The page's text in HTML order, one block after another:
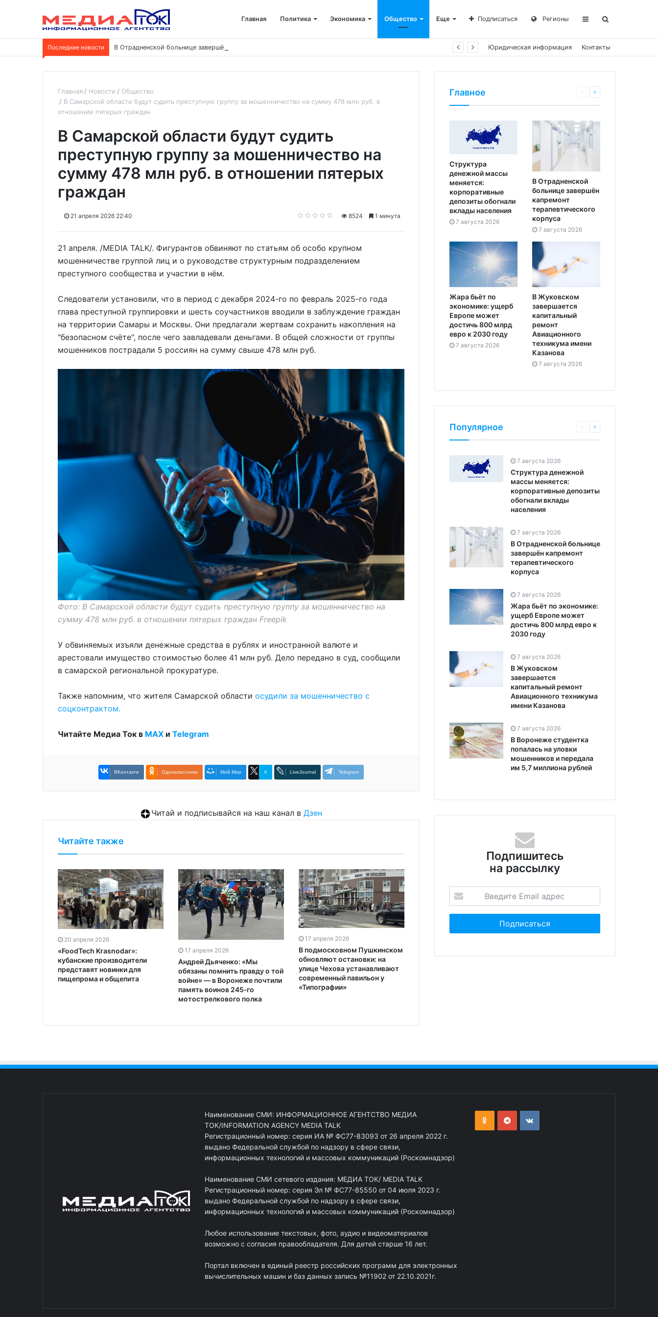
Главная Политика Экономика Общество Еще Подписаться Регионы
Последние новости В Отрадненской больнице завершён капремонт терапевтического корпуса Юридическая информация Контакты
Главная Новости
Общество
В Самарской области будут судить преступную группу за мошенничество на сумму 478 млн руб. в
отношении пятерых граждан
В Самарской области будут судить
преступную группу за мошенничество на
сумму 478 млн руб. в отношении пятерых
граждан
21 апреля 2026 22:40 8524 1 минута
21 апреля. /MEDIA TALK/. Фигурантов обвиняют по статьям об особо крупном
мошенничестве группой лиц и о руководстве структурным подразделением
преступного сообщества и участии в нём.
Следователи установили, что в период с декабря 2024-го по февраль 2025-го года
глава преступной группировки и шесть соучастников вводили в заблуждение граждан
на территории Самары и Москвы. Они предлагали жертвам сохранить накопления на
"безопасном счёте", после чего завладевали деньгами. В общей сложности от группы
мошенников пострадали 5 россиян на сумму свыше 478 млн руб.
Фото: В Самарской области будут судить преступную группу за мошенничество на
сумму 478 млн руб. в отношении пятерых граждан Freepik
У обвиняемых изъяли денежные средства в рублях и иностранной валюте и
арестовали имущество стоимостью более 41 млн руб. Дело передано в суд, сообщили
в самарской региональной прокуратуре.
Также напомним, что жителя Самарской области осудили за мошенничество с
соцконтрактом.
Читайте Медиа Ток в МАХ и Telegram
ВКонтакте Одноклассники Мой Мир X LiveJournal Telegram
Читай и подписывайся на наш канал в Дзен
Читайте также
20 апреля 2026
«FoodTech Krasnodar»:
кубанские производители
представят новинки для
пищепрома и общепита
17 апреля 2026
Андрей Дьяченко: «Мы
обязаны помнить правду о той
войне» — в Воронеже почтили
память воинов 245‑го
мотострелкового полка
17 апреля 2026
В подмосковном Пушкинском
обновляют остановки: на
улице Чехова устанавливают
современный павильон у
«Типографии»
Главное
Структура
денежной массы
меняется:
корпоративные
депозиты обогнали
вклады населения
7 августа 2026
В Отрадненской
больнице завершён
капремонт
терапевтического
корпуса
7 августа 2026
Жара бьёт по
экономике: ущерб
Европе может
достичь 800 млрд
евро к 2030 году
7 августа 2026
В Жуковском
завершается
капитальный
ремонт
Авиационного
техникума имени
Казанова
7 августа 2026
Популярное
7 августа 2026
Структура денежной
массы меняется:
корпоративные депозиты
обогнали вклады
населения
7 августа 2026
В Отрадненской больнице
завершён капремонт
терапевтического
корпуса
7 августа 2026
Жара бьёт по экономике:
ущерб Европе может
достичь 800 млрд евро к
2030 году
7 августа 2026
В Жуковском
завершается
капитальный ремонт
Авиационного техникума
имени Казанова
7 августа 2026
В Воронеже студентка
попалась на уловки
мошенников и передала
им 5,7 миллиона рублей
Подпишитесь
на рассылку
Наименование СМИ: ИНФОРМАЦИОННОЕ АГЕНТСТВО МЕДИА
ТОК/INFORMATION AGENCY MEDIA TALK
Регистрационный номер: серия ИА № ФС77-83093 от 26 апреля 2022 г.
выдано Федеральной службой по надзору в сфере связи,
информационных технологий и массовых коммуникаций (Роскомнадзор)
Наименование СМИ сетевого издания: МЕДИА ТОК/ MEDIA TALK
Регистрационный номер: серия Эл № ФС77-85550 от 04 июля 2023 г.
выдано Федеральной службой по надзору в сфере связи,
информационных технологий и массовых коммуникаций (Роскомнадзор)
Любое использование текстовых, фото, аудио и видеоматериалов
возможно с согласия правообладателя. Для детей старше 16 лет.
Портал включен в единый реестр российских программ для электронных
вычислительных машин и баз данных запись №11902 от 22.10.2021г.